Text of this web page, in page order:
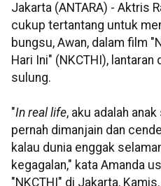
Jakarta (ANTARA) - Aktris
cukup tertantang untuk
bungsu, Awan, dalam film
Hari Ini" (NKCTHI),
sulung.
"In real life, aku adalah
pernah dimanjain dan
kalau dunia enggak
kegagalan," kata Amanda
"NKCTHI" di Jakarta, Kamis.